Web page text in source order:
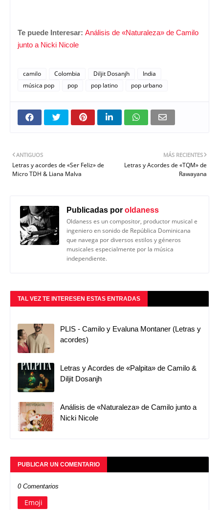
Te puede Interesar: Análisis de «Naturaleza» de Camilo
junto a Nicki Nicole
camilo Colombia Diljit Dosanjh
India
música pop
pop pop latino pop urbano
MÁS RECIENTES
Letras y Acordes de «TQM» de
Rawayana
ANTIGUOS
Letras y acordes de «Ser Feliz» de
Micro TDH & Liana Malva
Publicadas por oldaness
Oldaness es un compositor, productor musical e
ingeniero en sonido de República Dominicana
que navega por diversos estilos y géneros
musicales especialmente por la música
independiente.
TAL VEZ TE INTERESEN ESTAS ENTRADAS
PLIS - Camilo y Evaluna Montaner (Letras y
acordes)
Letras y Acordes de «Palpita» de Camilo &
Diljit Dosanjh
Análisis de «Naturaleza» de Camilo junto a
Nicki Nicole
PUBLICAR UN COMENTARIO
0 Comentarios
Emoji